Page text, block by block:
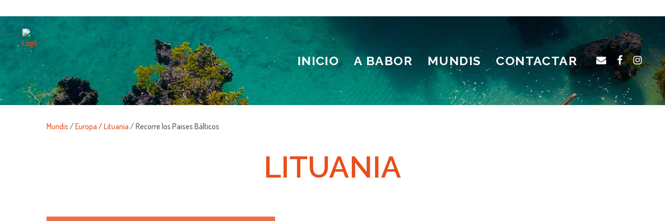
INICIO A BABOR MUNDIS CONTACTAR
Mundis /Europa /Lituania / Recorre los Paises Bálticos
LITUANIA